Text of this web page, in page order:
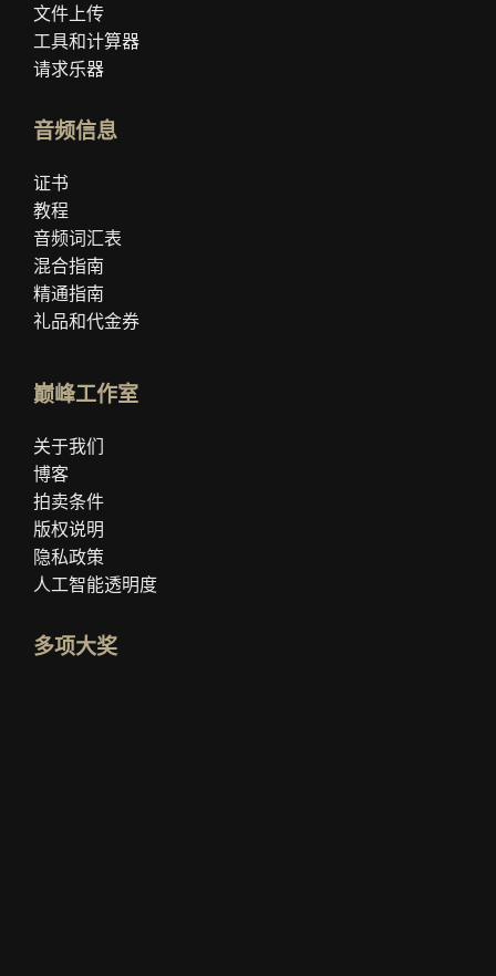
文件上传
工具和计算器
请求乐器
音频信息
证书
教程
音频词汇表
混合指南
精通指南
礼品和代金券
巅峰工作室
关于我们
博客
拍卖条件
版权说明
隐私政策
人工智能透明度
多项大奖